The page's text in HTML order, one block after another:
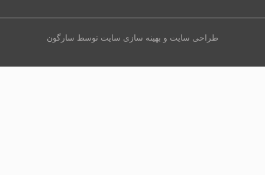
سازی سایتتوسطسارگون